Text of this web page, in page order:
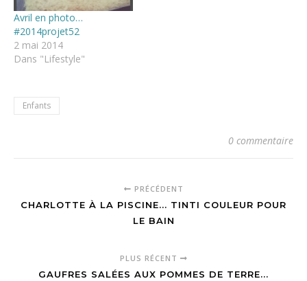
Avril en photo…
#2014projet52
2 mai 2014
Dans "Lifestyle"
Enfants
0 commentaire
PRÉCÉDENT
CHARLOTTE À LA PISCINE... TINTI COULEUR POUR
LE BAIN
PLUS RÉCENT
GAUFRES SALÉES AUX POMMES DE TERRE...